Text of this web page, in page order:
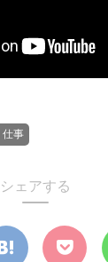
仕事
シェアする